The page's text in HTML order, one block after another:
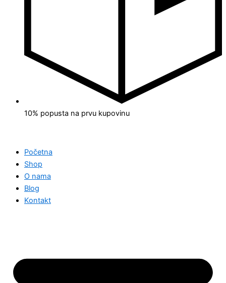
10% popusta na prvu kupovinu
Početna
Shop
O nama
Blog
Kontakt